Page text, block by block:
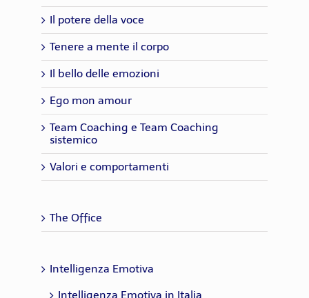
Il potere della voce
Tenere a mente il corpo
Il bello delle emozioni
Ego mon amour
Team Coaching e Team Coaching
sistemico
Valori e comportamenti
The Office
Intelligenza Emotiva
Intelligenza Emotiva in Italia